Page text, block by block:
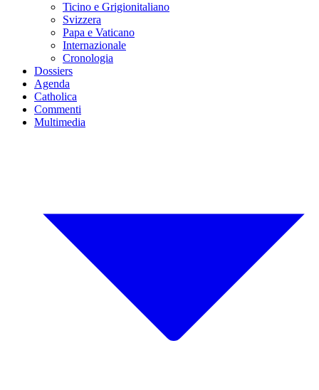
Ticino e Grigionitaliano
Svizzera
Papa e Vaticano
Internazionale
Cronologia
Dossiers
Agenda
Catholica
Commenti
Multimedia